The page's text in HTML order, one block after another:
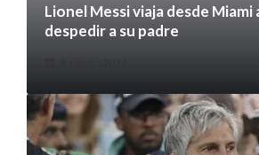
Lionel Messi viaja desde Miami
despedir a su padre